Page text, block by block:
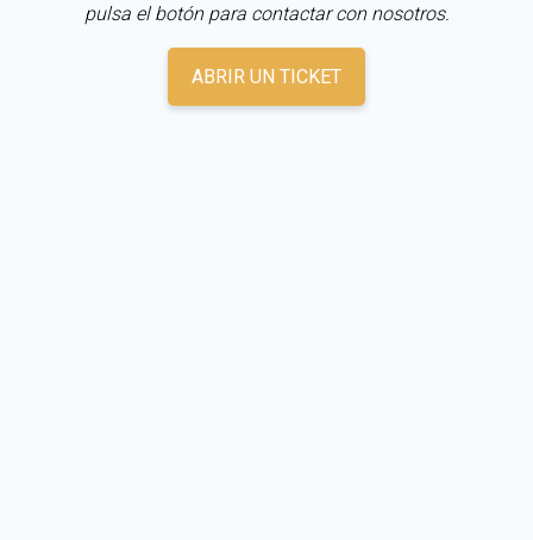
pulsa el botón para contactar con nosotros.
ABRIR UN TICKET